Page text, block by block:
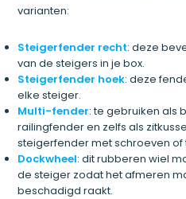
varianten:
Steigerfender recht: deze
van de steigers in je box.
Steigerfender hoek: deze
elke steiger.
Multi-fender: te gebruiken als
railingfender en zelfs als
steigerfender met schroeven of
Dockwheel: dit rubberen wiel
de steiger zodat het afmeren
beschadigd raakt.